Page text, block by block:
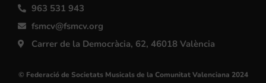
963 531 943
fsmcv@fsmcv.org
Carrer de la Democràcia, 62, 46018 València
© Federació de Societats Musicals de la Comunitat Valenciana 2024